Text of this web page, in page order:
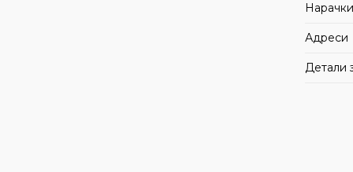
Нарачки
Адреси
Детали